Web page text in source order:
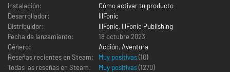
Instalación:
Cómo activar tu producto
Desarrollador:
IllFonic
Distribuidor:
IllFonic, IllFonic Publishing
Fecha de lanzamiento:
18 octubre 2023
Género:
Acción, Aventura
Reseñas recientes en Steam:
Muy positivas(10)
Todas las reseñas en Steam:
Muy positivas(1270)